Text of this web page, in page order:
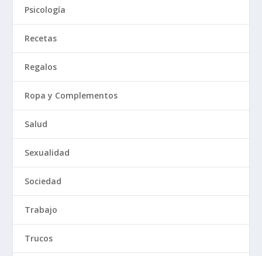
Psicología
Recetas
Regalos
Ropa y Complementos
Salud
Sexualidad
Sociedad
Trabajo
Trucos